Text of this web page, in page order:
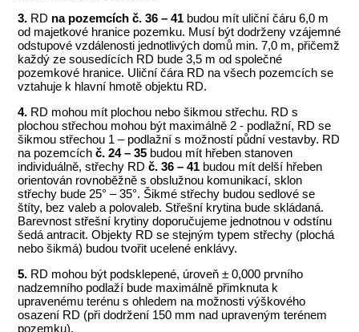
3. RD na pozemcích č. 36 – 41 budou mít uliční čáru 6,0 m
od majetkové hranice pozemku. Musí být dodrženy vzájemné
odstupové vzdálenosti jednotlivých domů min. 7,0 m, přičemž
každý ze sousedících RD bude 3,5 m od společné
pozemkové hranice. Uliční čára RD na všech pozemcích se
vztahuje k hlavní hmotě objektu RD.
4. RD mohou mít plochou nebo šikmou střechu. RD s
plochou střechou mohou být maximálně 2 - podlažní, RD se
šikmou střechou 1 – podlažní s možností půdní vestavby. RD
na pozemcíchč. 24 – 35 budou mít hřeben stanoven
individuálně, střechy RDč. 36 – 41 budou mít delší hřeben
orientován rovnoběžně s obslužnou komunikací, sklon
střechy bude 25° – 35°. Šikmé střechy budou sedlové se
štíty, bez valeb a polovaleb. Střešní krytina bude skládaná.
Barevnost střešní krytiny doporučujeme jednotnou v odstínu
šedá antracit. Objekty RD se stejným typem střechy (plochá
nebo šikmá) budou tvořit ucelené enklávy.
5. RD mohou být podsklepené, úroveň ± 0,000 prvního
nadzemního podlaží bude maximálně přimknuta k
upravenému terénu s ohledem na možnosti výškového
osazení RD (při dodržení 150 mm nad upraveným terénem
pozemku).